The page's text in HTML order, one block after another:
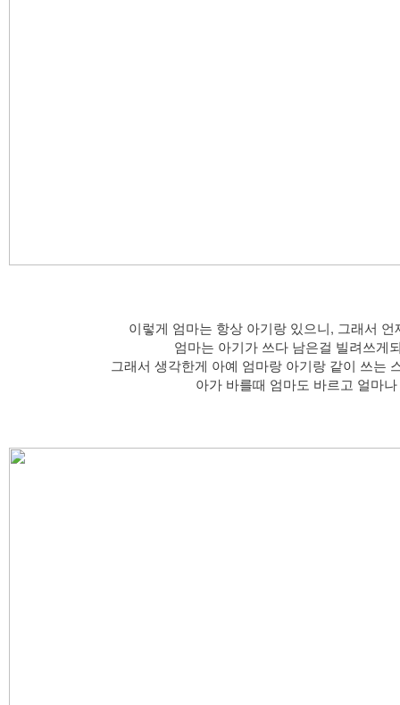
이렇게 엄마는 항상 아기랑 있으니, 그래서
엄마는 아기가 쓰다 남은걸 빌려쓰게
그래서 생각한게 아예 엄마랑 아기랑 같이 쓰는
아가 바를때 엄마도 바르고 얼마